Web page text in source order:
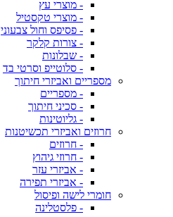
- מוצרי עץ
- מוצרי טקסטיל
- פסיפס וחול צבעוני
- צורות קלקר
- שבלונות
- סלוטייפ וסרטי בד
מספריים ואביזרי חיתוך
- מספריים
- סכיני חיתוך
- גליוטינות
חרוזים ואביזרי תכשיטנות
- חרוזים
- חרוזי גיהוץ
- אביזרי עזר
- אביזרי תפירה
חומרי לישה ופיסול
- פלסטלינה